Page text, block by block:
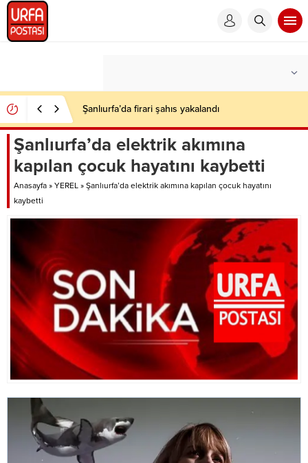
Şanlıurfa’da firari şahıs yakalandı
Şanlıurfa’da elektrik akımına
kapılan çocuk hayatını kaybetti
Anasayfa » YEREL » Şanlıurfa’da elektrik akımına kapılan çocuk hayatını
kaybetti